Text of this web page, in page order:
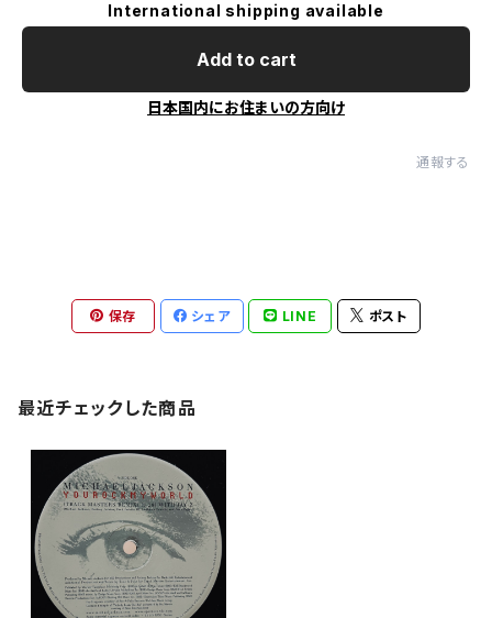
International shipping available
Add to cart
日本国内にお住まいの方向け
通報する
保存 シェア LINE ポスト
最近チェックした商品